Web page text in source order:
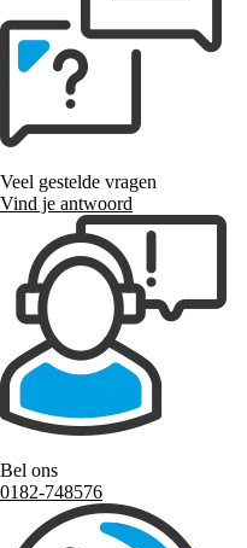
Veel gestelde vragen
Vind je antwoord
Bel ons
0182-748576